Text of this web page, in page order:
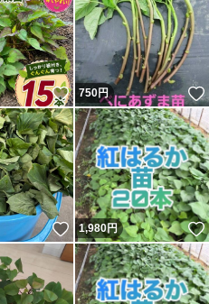
いいね！
750円
いいね！
1,980円